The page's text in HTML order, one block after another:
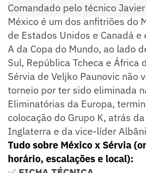
Comandado pelo técnico
México é um dos anfitriões do
de Estados Unidos e Canadá e
A da Copa do Mundo, ao lado
Sul, República Tcheca e África
Sérvia de Veljko Paunovic não
torneio por ter sido eliminada
Eliminatórias da Europa,
colocação do Grupo K, atrás
Inglaterra e da vice-líder
Tudo sobre México x Sérvia
horário, escalações e local):